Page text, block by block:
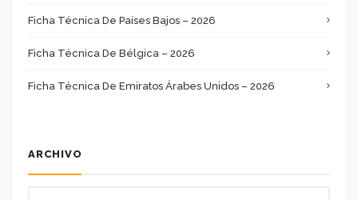
Ficha Técnica De Países Bajos – 2026
Ficha Técnica De Bélgica – 2026
Ficha Técnica De Emiratos Árabes Unidos – 2026
ARCHIVO